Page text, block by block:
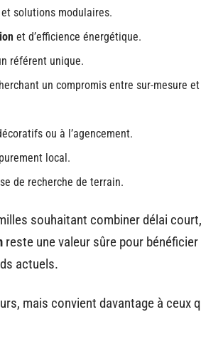
et solutions modulaires.
et d’efficience énergétique.
référent unique.
un compromis entre sur-mesure
ou à l’agencement.
local.
de recherche de terrain.
souhaitant combiner délai
reste une valeur sûre pour
actuels.
mais convient davantage à ceux